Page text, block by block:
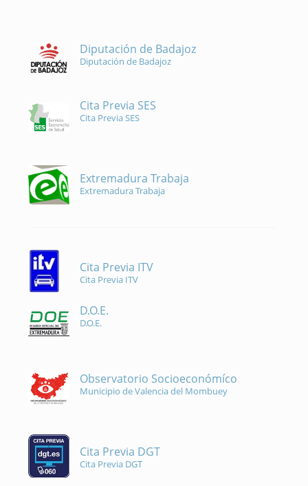
Diputación de Badajoz
Diputación de Badajoz
Cita Previa SES
Cita Previa SES
Extremadura Trabaja
Extremadura Trabaja
Cita Previa ITV
Cita Previa ITV
D.O.E.
D.O.E.
Observatorio Socioeconómíco
Municipio de Valencia del Mombuey
Cita Previa DGT
Cita Previa DGT